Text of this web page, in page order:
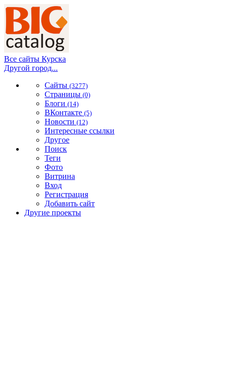
Все сайты Курска
Другой город...
Сайты (3277)
Страницы (0)
Блоги (14)
ВКонтакте (5)
Новости (12)
Интересные ссылки
Другое
Поиск
Теги
Фото
Витрина
Вход
Регистрация
Добавить сайт
Другие проекты